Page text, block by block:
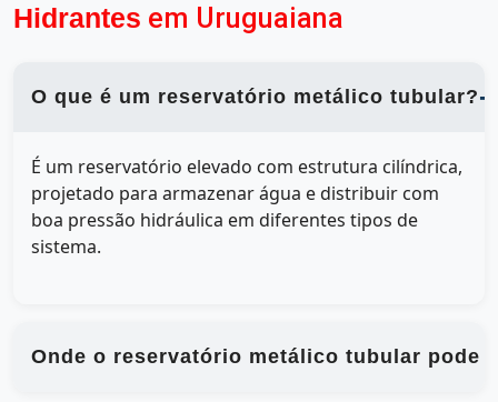
Hidrantes em Uruguaiana
O que é um reservatório metálico tubular?
É um reservatório elevado com estrutura cilíndrica,
projetado para armazenar água e distribuir com
boa pressão hidráulica em diferentes tipos de
sistema.
Onde o reservatório metálico tubular pode